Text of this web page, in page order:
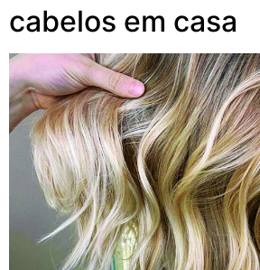
cabelos em casa